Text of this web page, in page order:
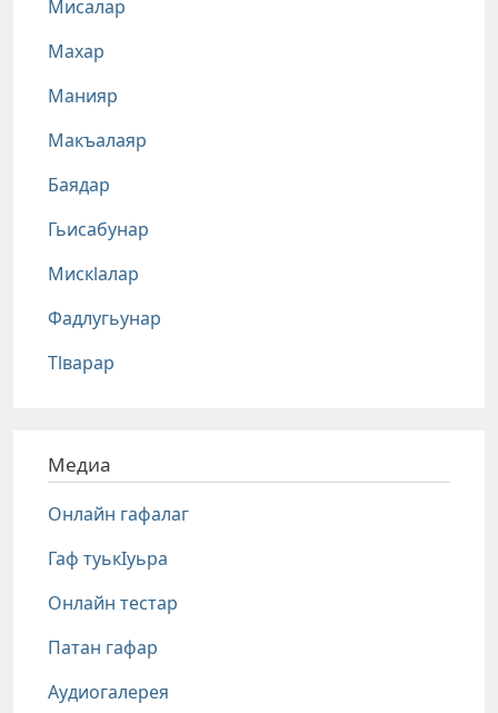
Мисалар
Махар
Манияр
Макъалаяр
Баядар
Гьисабунар
Мискlалар
Фадлугьунар
Тlварар
Медиа
Онлайн гафалаг
Гаф туькIуьра
Онлайн тестар
Патан гафар
Аудиогалерея